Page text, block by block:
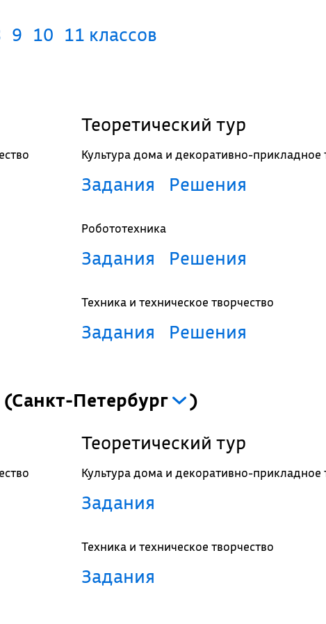
9 10 11 классов
Теоретический тур
Культура дома и декоративно-прикладное
Задания Решения
Робототехника
Задания Решения
Техника и техническое творчество
Задания Решения
(Санкт-Петербург
)
Теоретический тур
Культура дома и декоративно-прикладное
Задания
Техника и техническое творчество
Задания